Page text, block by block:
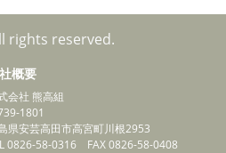
rights reserved.
概要
会社 熊高組
1801
県安芸高田市高宮町川根2953
0826-58-0316 FAX 0826-58-0408